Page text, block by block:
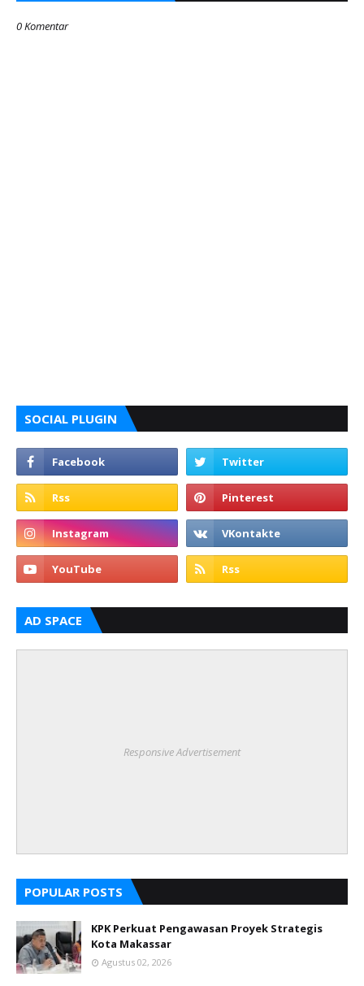
0 Komentar
SOCIAL PLUGIN
AD SPACE
Responsive Advertisement
POPULAR POSTS
KPK Perkuat Pengawasan Proyek Strategis
Kota Makassar
Agustus 02, 2026